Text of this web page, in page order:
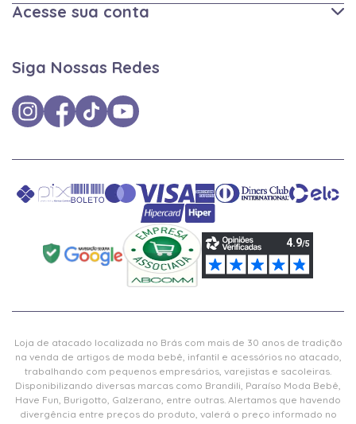
Acesse sua conta
Siga Nossas Redes
Loja de atacado localizada no Brás com mais de 30 anos de tradição
na venda de artigos de moda bebê, infantil e acessórios no atacado,
trabalhando com pequenos empresários, varejistas e sacoleiras.
Disponibilizando diversas marcas como Brandili, Paraíso Moda Bebê,
Have Fun, Burigotto, Galzerano, entre outras. Alertamos que havendo
divergência entre preços do produto, valerá o preço informado no